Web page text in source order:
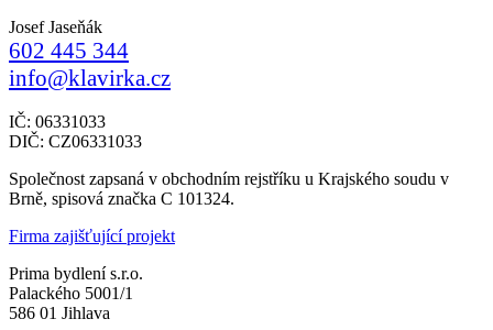
Josef Jaseňák
602 445 344
info@klavirka.cz
IČ: 06331033
DIČ: CZ06331033
Společnost zapsaná v obchodním rejstříku u Krajského soudu v
Brně, spisová značka C 101324.
Firma zajišťující projekt
Prima bydlení s.r.o.
Palackého 5001/1
586 01 Jihlava